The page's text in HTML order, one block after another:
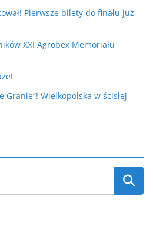
Pierwsze bilety do finału już
XXI Agrobex Memoriału
Granie”! Wielkopolska w ścisłej